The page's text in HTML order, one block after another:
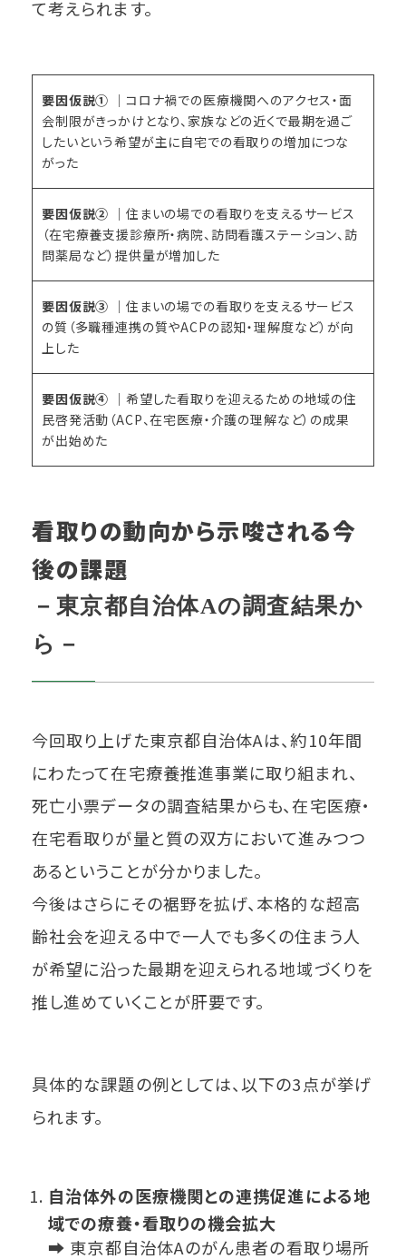
て考えられます。
要因仮説① ｜コロナ禍での医療機関へのアクセス・面
会制限がきっかけとなり、家族などの近くで最期を過ご
したいという希望が主に自宅での看取りの増加につな
がった
要因仮説② ｜住まいの場での看取りを支えるサービス
（在宅療養支援診療所・病院、訪問看護ステーション、訪
問薬局など）提供量が増加した
要因仮説➂ ｜住まいの場での看取りを支えるサービス
の質（多職種連携の質やACPの認知・理解度など）が向
上した
要因仮説④ ｜希望した看取りを迎えるための地域の住
民啓発活動（ACP、在宅医療・介護の理解など）の成果
が出始めた
看取りの動向から示唆される今
後の課題
－東京都自治体Aの調査結果か
ら－
今回取り上げた東京都自治体Aは、約10年間
にわたって在宅療養推進事業に取り組まれ、
死亡小票データの調査結果からも、在宅医療・
在宅看取りが量と質の双方において進みつつ
あるということが分かりました。
今後はさらにその裾野を拡げ、本格的な超高
齢社会を迎える中で一人でも多くの住まう人
が希望に沿った最期を迎えられる地域づくりを
推し進めていくことが肝要です。
具体的な課題の例としては、以下の3点が挙げ
られます。
自治体外の医療機関との連携促進による地
域での療養・看取りの機会拡大
➡ 東京都自治体Aのがん患者の看取り場所